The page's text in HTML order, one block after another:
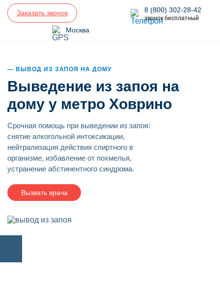
8 (800) 302-28-42
звонок бесплатный
Заказать звонок
Москва
ВЫВОД ИЗ ЗАПОЯ НА ДОМУ
Выведение из запоя на
дому у метро Ховрино
Срочная помощь при выведении из запоя:
снятие алкогольной интоксикации,
нейтрализация действия спиртного в
организме, избавление от похмелья,
устранение абстинентного синдрома.
Вызвать врача